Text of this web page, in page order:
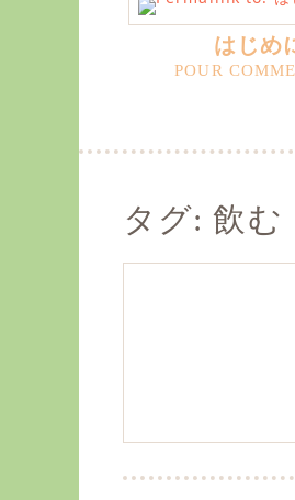
はじめ
タグ:飲む